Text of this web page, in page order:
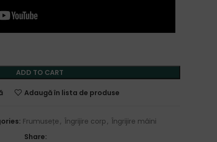
ADD TO CART
Adaugă în lista de produse
Frumusețe, Îngrijire corp, Îngrijire mâini
Share: